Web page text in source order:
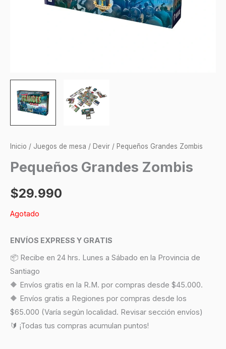
Inicio / Juegos de mesa / Devir / Pequeños Grandes Zombis
Pequeños Grandes Zombis
$29.990
Agotado
ENVÍOS EXPRESS Y GRATIS
📦 Recibe en 24 hrs. Lunes a Sábado en la Provincia de
Santiago
🔶 Envíos gratis en la R.M. por compras desde $45.000.
🔶 Envíos gratis a Regiones por compras desde los
$65.000 (Varía según localidad. Revisar sección envíos)
🔰 ¡Todas tus compras acumulan puntos!